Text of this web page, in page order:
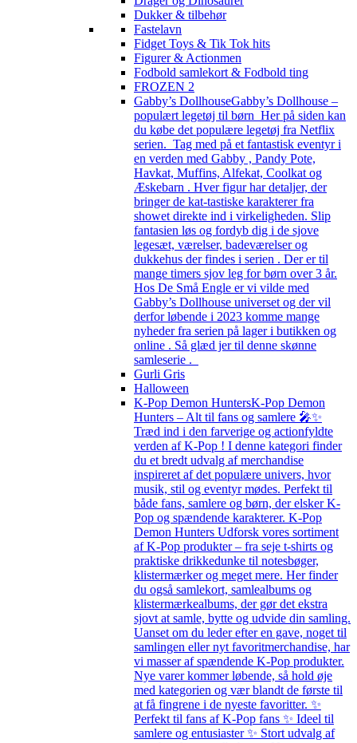
Dukker & tilbehør
Fastelavn
Fidget Toys & Tik Tok hits
Figurer & Actionmen
Fodbold samlekort & Fodbold ting
FROZEN 2
Gabby’s DollhouseGabby’s Dollhouse –
populært legetøj til børn Her på siden kan
du købe det populære legetøj fra Netflix
serien. Tag med på et fantastisk eventyr i
en verden med Gabby , Pandy Pote,
Havkat, Muffins, Alfekat, Coolkat og
Æskebarn . Hver figur har detaljer, der
bringer de kat-tastiske karakterer fra
showet direkte ind i virkeligheden. Slip
fantasien løs og fordyb dig i de sjove
legesæt, værelser, badeværelser og
dukkehus der findes i serien . Der er til
mange timers sjov leg for børn over 3 år.
Hos De Små Engle er vi vilde med
Gabby’s Dollhouse universet og der vil
derfor løbende i 2023 komme mange
nyheder fra serien på lager i butikken og
online . Så glæd jer til denne skønne
samleserie .
Gurli Gris
Halloween
K-Pop Demon HuntersK-Pop Demon
Hunters – Alt til fans og samlere 🎤✨
Træd ind i den farverige og actionfyldte
verden af K-Pop ! I denne kategori finder
du et bredt udvalg af merchandise
inspireret af det populære univers, hvor
musik, stil og eventyr mødes. Perfekt til
både fans, samlere og børn, der elsker K-
Pop og spændende karakterer. K-Pop
Demon Hunters Udforsk vores sortiment
af K-Pop produkter – fra seje t-shirts og
praktiske drikkedunke til notesbøger,
klistermærker og meget mere. Her finder
du også samlekort, samlealbums og
klistermærkealbums, der gør det ekstra
sjovt at samle, bytte og udvide din samling.
Uanset om du leder efter en gave, noget til
samlingen eller nyt favoritmerchandise, har
vi masser af spændende K-Pop produkter.
Nye varer kommer løbende, så hold øje
med kategorien og vær blandt de første til
at få fingrene i de nyeste favoritter. ✨
Perfekt til fans af K-Pop fans ✨ Ideel til
samlere og entusiaster ✨ Stort udvalg af